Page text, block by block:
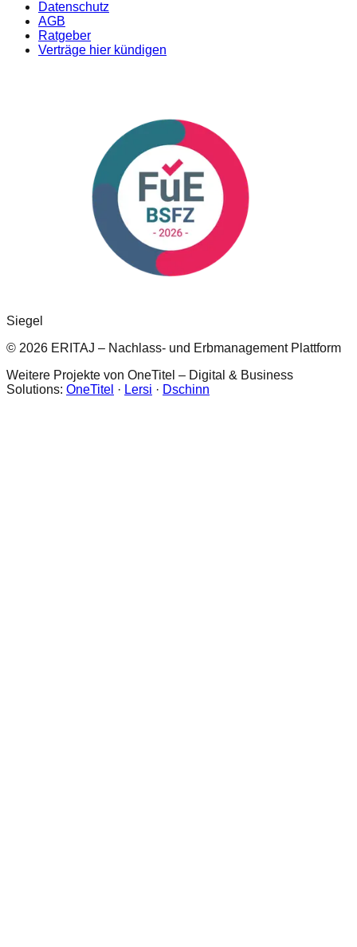
Datenschutz
AGB
Ratgeber
Verträge hier kündigen
Siegel
© 2026 ERITAJ – Nachlass- und Erbmanagement Plattform
Weitere Projekte von OneTitel – Digital & Business
Solutions: OneTitel · Lersi · Dschinn